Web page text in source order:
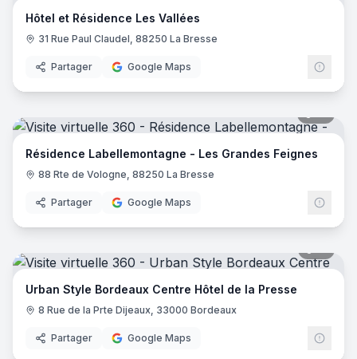
Hôtel et Résidence Les Vallées
31 Rue Paul Claudel, 88250 La Bresse
Partager Google Maps
Résidence Labellemontagne - Les Grandes Feignes
88 Rte de Vologne, 88250 La Bresse
Partager Google Maps
Urban Style Bordeaux Centre Hôtel de la Presse
8 Rue de la Prte Dijeaux, 33000 Bordeaux
Partager Google Maps